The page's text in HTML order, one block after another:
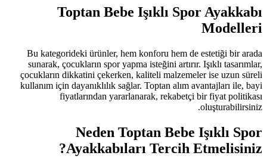
Toptan Bebe
Bu kategorideki ürünler, hem
sunarak, çocukların spor yapma
çocukların dikkatini çekerken,
kullanım için dayanıklılık sağlar.
fiyatlarından
Neden